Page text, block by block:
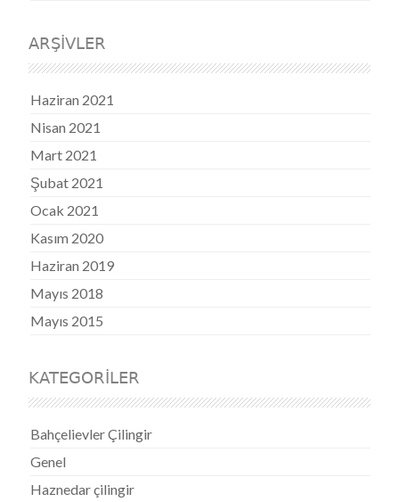
ARŞIVLER
Haziran 2021
Nisan 2021
Mart 2021
Şubat 2021
Ocak 2021
Kasım 2020
Haziran 2019
Mayıs 2018
Mayıs 2015
KATEGORILER
Bahçelievler Çilingir
Genel
Haznedar çilingir